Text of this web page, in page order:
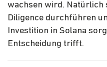
wachsen wird. Natürlich
Diligence durchführen
Investition in Solana
Entscheidung trifft.